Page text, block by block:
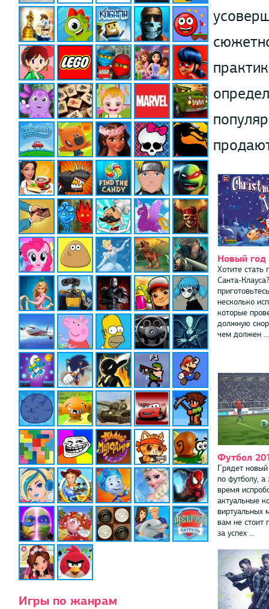
Игры по жанрам
Новый год
Хотите
Санта-
несколько
которые
должную
чем должен ...
Футбол
Грядет
по футболу, а
время
актуальные
виртуальных
вам не стоит
за успех ...